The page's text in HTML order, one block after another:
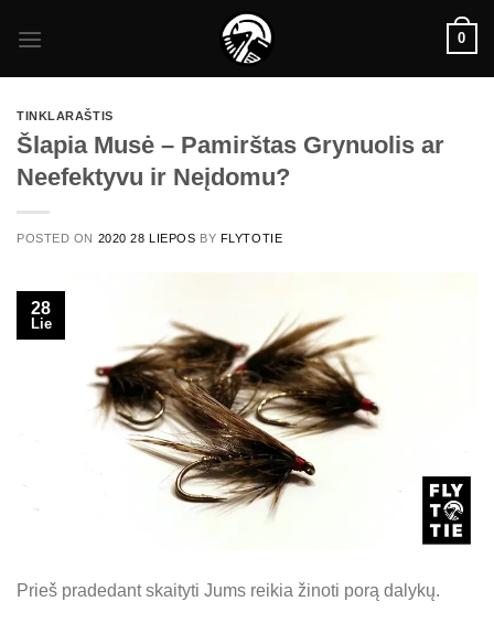
0
TINKLARAŠTIS
Šlapia Musė – Pamirštas Grynuolis ar
Neefektyvu ir Neįdomu?
POSTED ON 2020 28 LIEPOS BY FLYTOTIE
28
Lie
Prieš pradedant skaityti Jums reikia žinoti porą dalykų.